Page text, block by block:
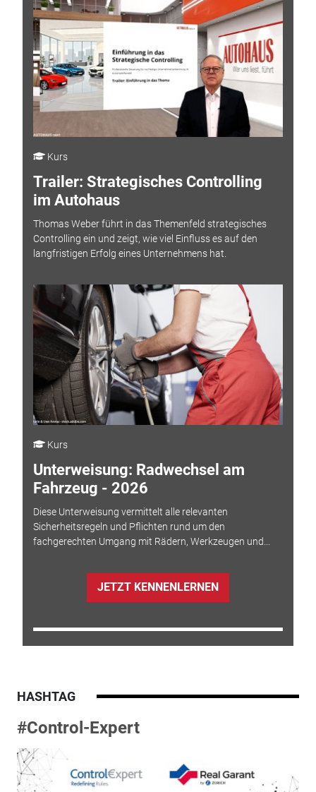
Kurs
Trailer: Strategisches Controlling
im Autohaus
Thomas Weber führt in das Themenfeld strategisches
Controlling ein und zeigt, wie viel Einfluss es auf den
langfristigen Erfolg eines Unternehmens hat.
Kurs
Unterweisung: Radwechsel am
Fahrzeug - 2026
Diese Unterweisung vermittelt alle relevanten
Sicherheitsregeln und Pflichten rund um den
fachgerechten Umgang mit Rädern, Werkzeugen und...
JETZT KENNENLERNEN
HASHTAG
#Control-Expert